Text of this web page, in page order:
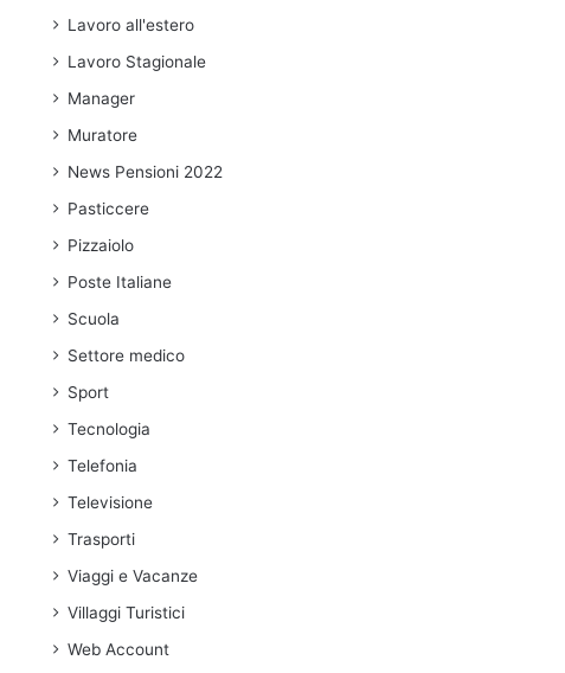
Lavoro all'estero
Lavoro Stagionale
Manager
Muratore
News Pensioni 2022
Pasticcere
Pizzaiolo
Poste Italiane
Scuola
Settore medico
Sport
Tecnologia
Telefonia
Televisione
Trasporti
Viaggi e Vacanze
Villaggi Turistici
Web Account